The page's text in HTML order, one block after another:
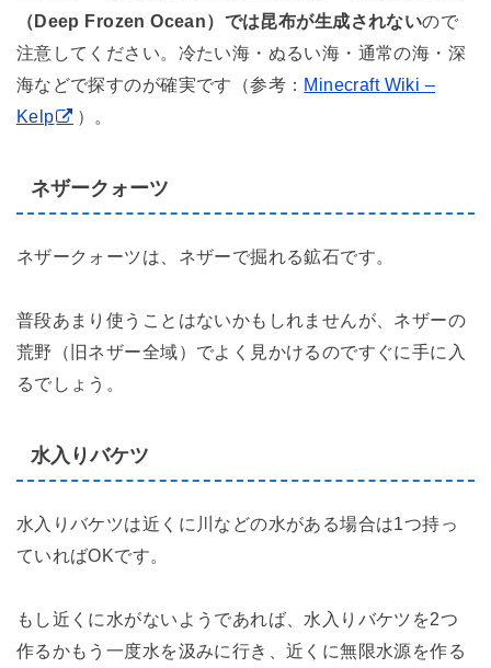
（Deep Frozen Ocean）では昆布が生成されないので
注意してください。冷たい海・ぬるい海・通常の海・深
海などで探すのが確実です（参考： Minecraft Wiki –
Kelp
）。
ネザークォーツ
ネザークォーツは、ネザーで掘れる鉱石です。
普段あまり使うことはないかもしれませんが、ネザーの
荒野（旧ネザー全域）でよく見かけるのですぐに手に入
るでしょう。
水入りバケツ
水入りバケツは近くに川などの水がある場合は1つ持っ
ていればOKです。
もし近くに水がないようであれば、水入りバケツを2つ
作るかもう一度水を汲みに行き、近くに無限水源を作る